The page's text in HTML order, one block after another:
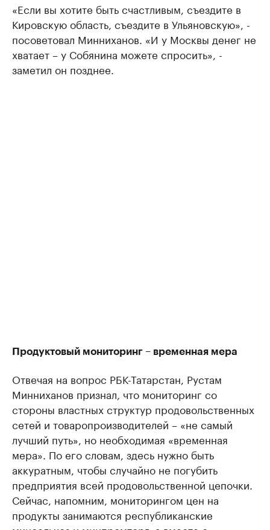
«Если вы хотите быть счастливым, съездите в
Кировскую область, съездите в Ульяновскую», -
посоветовал Минниханов. «И у Москвы денег не
хватает – у Собянина можете спросить», -
заметил он позднее.
Продуктовый мониторинг – временная мера
Отвечая на вопрос РБК-Татарстан, Рустам
Минниханов признал, что мониторинг со
стороны властных структур продовольственных
сетей и товаропроизводителей – «не самый
лучший путь», но необходимая «временная
мера». По его словам, здесь нужно быть
аккуратным, чтобы случайно не погубить
предприятия всей продовольственной цепочки.
Сейчас, напомним, мониторингом цен на
продукты занимаются республиканские